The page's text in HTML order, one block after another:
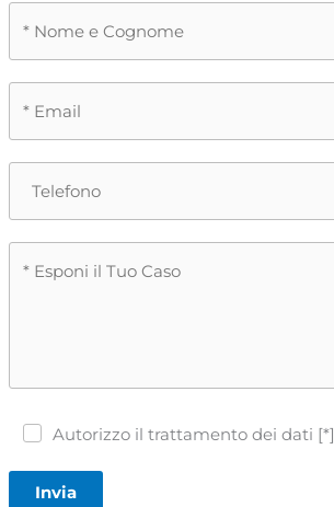
Autorizzo il trattamento dei dati [*]
Invia